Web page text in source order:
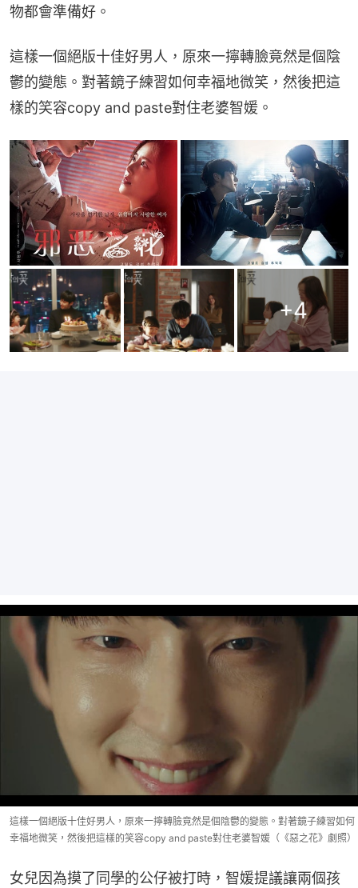
物都會準備好。
這樣一個絕版十佳好男人，原來一擰轉臉竟然是個陰
鬱的變態。對著鏡子練習如何幸福地微笑，然後把這
樣的笑容copy and paste對住老婆智媛。
+4
這樣一個絕版十佳好男人，原來一擰轉臉竟然是個陰鬱的變態。對著鏡子練習如何
幸福地微笑，然後把這樣的笑容copy and paste對住老婆智媛（《惡之花》劇照）
女兒因為摸了同學的公仔被打時，智媛提議讓兩個孩